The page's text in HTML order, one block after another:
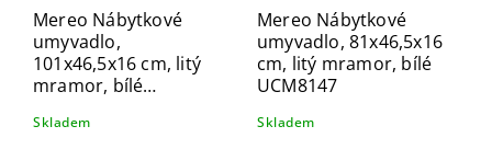
Mereo Nábytkové
umyvadlo,
101x46,5x16 cm, litý
mramor, bílé
Skladem
Mereo Nábytkové
umyvadlo, 81x46,5x16
cm, litý mramor, bílé
UCM8147
Skladem